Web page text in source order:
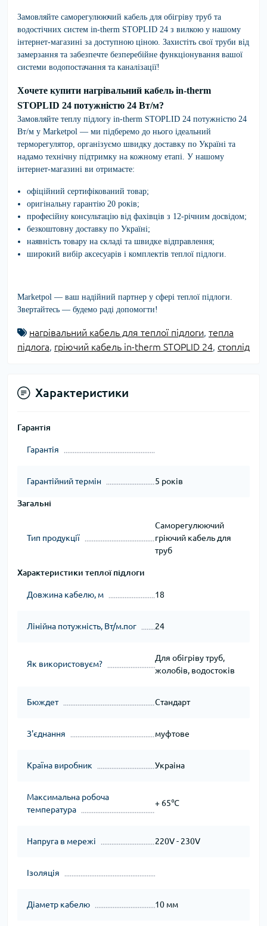
Замовляйте саморегулюючий кабель для обігріву труб та
водостічних систем in-therm STOPLID 24 з вилкою у нашому
інтернет-магазині за доступною ціною. Захистіть свої труби від
замерзання та забезпечте безперебійне функціонування вашої
системи водопостачання та каналізації!
Хочете купити нагрівальний кабель in-therm
STOPLID 24 потужністю 24 Вт/м?
Замовляйте теплу підлогу in-therm STOPLID 24 потужністю 24
Вт/м у Marketpol — ми підберемо до нього ідеальний
терморегулятор, організуємо швидку доставку по Україні та
надамо технічну підтримку на кожному етапі. У нашому
інтернет-магазині ви отримаєте:
офіційний сертифікований товар;
оригінальну гарантію 20 років;
професійну консультацію від фахівців з 12-річним досвідом;
безкоштовну доставку по Україні;
наявність товару на складі та швидке відправлення;
широкий вибір аксесуарів і комплектів теплої підлоги.
Marketpol — ваш надійний партнер у сфері теплої підлоги.
Звертайтесь — будемо раді допомогти!
нагрівальний кабель для теплої підлоги тепла
підлога гріючий кабель in-therm STOPLID 24 стоплід
Характеристики
Гарантія
Гарантія
Гарантійний термін 5 років
Загальні
Тип продукції
Саморегулюючий
гріючий кабель для
труб
Характеристики теплої підлоги
Довжина кабелю, м 18
Лінійна потужність, Вт/м.пог 24
Як використовуєм?
Для обігріву труб,
жолобів, водостоків
Бюждет Стандарт
З'єднання муфтове
Країна виробник Украіна
Максимальна робоча
температура
+ 65℃
Напруга в мережі 220V - 230V
Ізоляція
Діаметр кабелю 10 мм